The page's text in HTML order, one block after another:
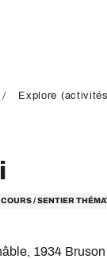
Explore
/ SENTIER
1934 Bruson